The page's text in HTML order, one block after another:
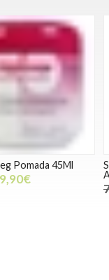
Pomada 45Ml
9,90€